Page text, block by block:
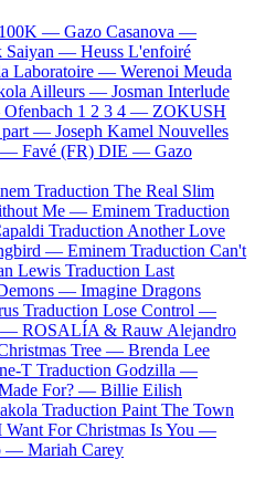
100K — Gazo Casanova —
Saiyan — Heuss L'enfoiré
Laboratoire — Werenoi Meuda
Ailleurs — Josman Interlude
Ofenbach 1 2 3 4 — ZOKUSH
part — Joseph Kamel Nouvelles
— Favé (FR) DIE — Gazo
Traduction The Real Slim
Me — Eminem Traduction
Traduction Another Love
— Eminem Traduction Can't
Lewis Traduction Last
— Imagine Dragons
Traduction Lose Control —
— ROSALÍA & Rauw Alejandro
Tree — Brenda Lee
T Traduction Godzilla —
For? — Billie Eilish
Traduction Paint The Town
Want For Christmas Is You —
— Mariah Carey